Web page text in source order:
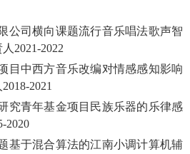
公司横向课题流行音乐唱法歌声智
2021-2022
目 中西方音乐改编对情感感知影响
2018-2021
究青年基金项目 民族乐器的乐律感
2020
基于混合算法的江南小调计算机辅